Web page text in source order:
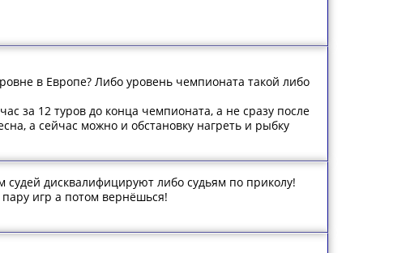
в Европе? Либо уровень чемпионата такой либо
за 12 туров до конца чемпионата, а не сразу после
а сейчас можно и обстановку нагреть и рыбку
дисквалифицируют либо судьям по приколу!
игр а потом вернёшься!